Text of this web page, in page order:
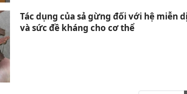
Tác dụng của sả gừng đối với hệ miễn
và sức đề kháng cho cơ thể